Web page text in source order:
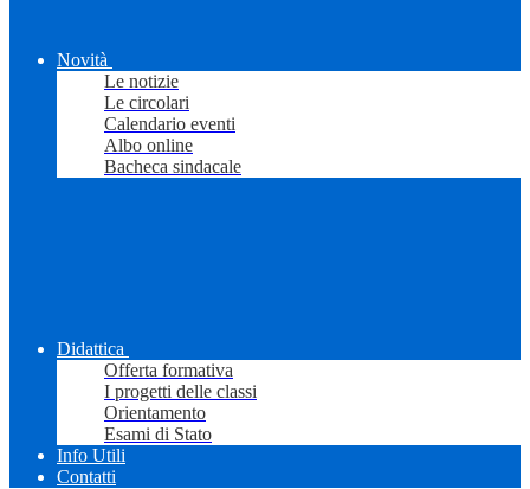
Novità
Le notizie
Le circolari
Calendario eventi
Albo online
Bacheca sindacale
Didattica
Offerta formativa
I progetti delle classi
Orientamento
Esami di Stato
Info Utili
Contatti